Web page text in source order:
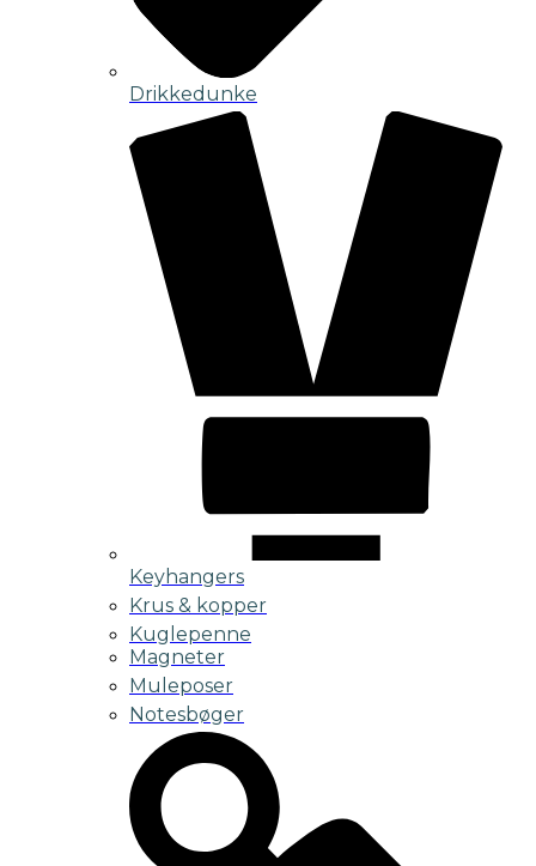
Drikkedunke
Keyhangers
Krus & kopper
Kuglepenne
Magneter
Muleposer
Notesbøger